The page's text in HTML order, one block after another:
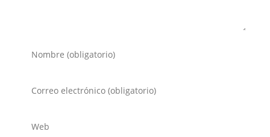
Introduce
de
Introduce
de
Introduce